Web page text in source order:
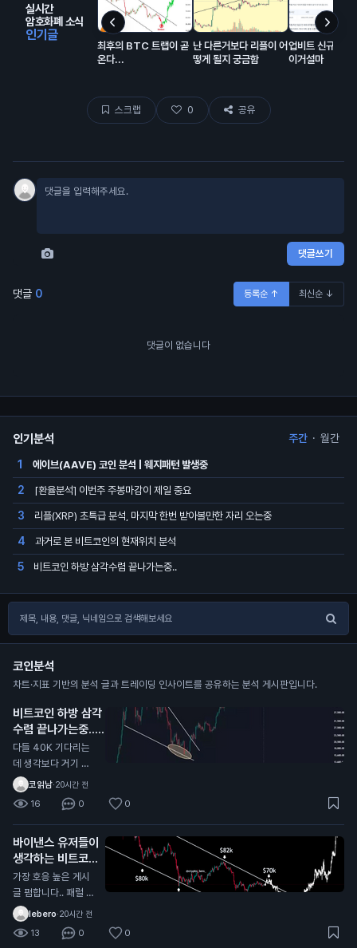
실시간
암호화폐 소식
인기글
최후의 BTC 트랩이 곧
온다...
난 다른거보다 리플이 어
떻게 될지 궁금함
업비트 신규상장
이거설마
스크랩 0 공유
댓글쓰기
댓글 0 등록순 ↑ 최신순 ↓
댓글이 없습니다
인기분석 주간 · 월간
1 에이브(AAVE) 코인 분석 | 웨지패턴 발생중
2 [환율분석] 이번주 주봉마감이 제일 중요
3 리플(XRP) 초특급 분석, 마지막 한번 받아볼만한 자리 오는중
4 과거로 본 비트코인의 현재위치 분석
5 비트코인 하방 삼각수렴 끝나가는중..
코인분석
차트·지표 기반의 분석 글과 트레이딩 인사이트를 공유하는 분석 게시판입니다.
비트코인 하방 삼각
수렴 끝나가는중..
N
다들 40K 기다리는
데 생각보다 거기 안
올수도 있음 내가 한
국,해외 전부 커뮤 둘
러본 결과 그 자리에
서 풀매수 기다리는
개미들이 너무많음
코읽남·20시간 전
16 0 0
바이낸스 유저들이
생각하는 비트코인
바닥
N
가장 호응 높은 게시
글 펌합니다.. 패럴 채
널안에서 하방으로 밀
리는중인데 패럴 중단
맞고 올라갈거라는 의
lebero·20시간 전
13 0 0